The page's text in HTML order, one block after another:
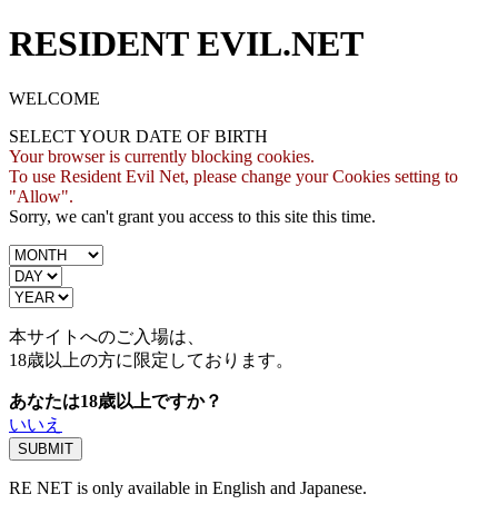
RESIDENT EVIL.NET
WELCOME
SELECT YOUR DATE OF BIRTH
Your browser is currently blocking cookies.
To use Resident Evil Net, please change your Cookies setting to
"Allow".
Sorry, we can't grant you access to this site this time.
本サイトへのご入場は、
18歳以上の方に限定しております。
あなたは18歳以上ですか？
いいえ
RE NET is only available in English and Japanese.